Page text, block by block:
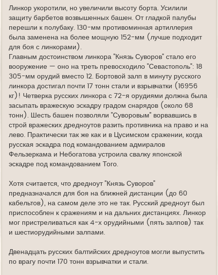
Линкор укоротили, но увеличили высоту борта. Усилили
защиту барбетов возвышенных башен. От гладкой палубы
перешли к полубаку. 130-мм противоминная артиллерия
была заменена на более мощную 152-мм (лучше подходит
для боя с линкорами).
Главным достоинством линкора "Князь Суворов" стало его
вооружение — оно на треть превосходило "Севастополь": 18
305-мм орудий вместо 12. Бортовой залп в минуту русского
линкора достигал почти 17 тонн стали и взрывчатки (16956
кг)! Четверка русских линкора с 72-я орудиями должна была
засыпать вражескую эскадру градом снарядов (около 68
тонн). Шесть башен позволяли "Суворовым" ворвавшись в
строй вражеских дредноутов разить противника на право и на
лево. Практически так же как и в Цусимском сражении, когда
русская эскадра под командованием адмиралов
Фельзеркама и Небогатова устроила свалку японской
эскадре под командованием Того.
Хотя считается, что дредноут "Князь Суворов"
предназначался для боя на ближней дистанции (до 60
кабельтов), на самом деле это не так. Русский дредноут был
приспособлен к сражениям и на дальних дистанциях. Линкор
мог пристреливаться как 4-х орудийными (пять залпов) так
и шестиорудийными залпами.
Двенадцать русских балтийских дредноутов могли выпустить
по врагу почти 170 тонн взрывчатки и стали.